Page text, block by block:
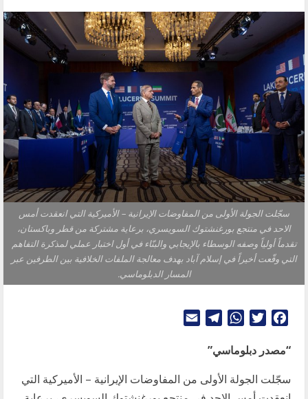
سجّلت الجولة الأولى من المفاوضات الإيرانية – الأميركية التي انعقدت أمس
الاحد في منتجع بورغنشتوك السويسري، برعاية مشتركة من قطر وباكستان،
تقدماً أولياً وصفه الوسطاء بالإيجابي والبنّاء في أول اختبار عملي لمذكرة التفاهم
التي وقّعت أخيراً في إسلام آباد بهدف معالجة الملفات الخلافية بين الطرفين عبر
المسار الدبلوماسي.
Facebook
Twitter
WhatsApp
Telegram
Email
“مصدر دبلوماسي”
سجّلت الجولة الأولى من المفاوضات الإيرانية – الأميركية التي